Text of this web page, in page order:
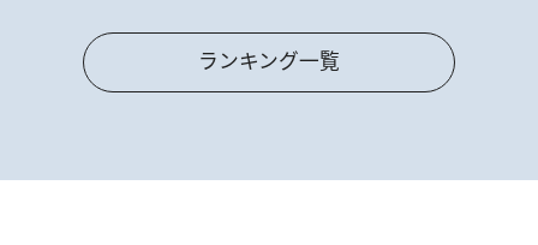
ランキング一覧